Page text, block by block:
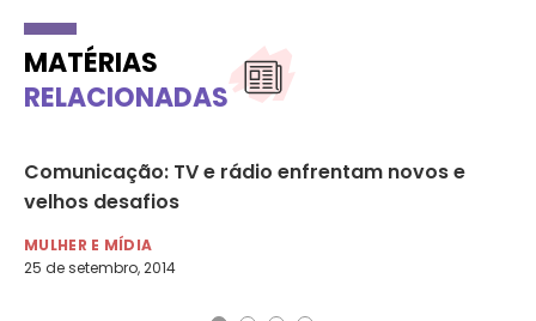
MATÉRIAS
RELACIONADAS
Comunicação: TV e rádio enfrentam novos e
velhos desafios
MULHER E MÍDIA
25 de setembro, 2014